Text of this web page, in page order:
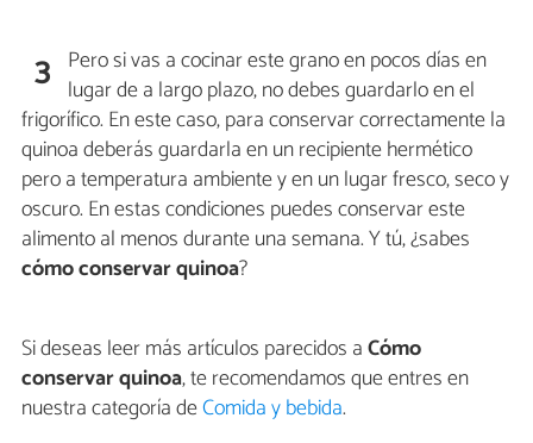
3 Pero si vas a cocinar este grano en pocos días en
lugar de a largo plazo, no debes guardarlo en el
frigorífico. En este caso, para conservar correctamente la
quinoa deberás guardarla en un recipiente hermético
pero a temperatura ambiente y en un lugar fresco, seco y
oscuro. En estas condiciones puedes conservar este
alimento al menos durante una semana. Y tú, ¿sabes
cómo conservar quinoa?
Si deseas leer más artículos parecidos aCómo
conservar quinoa, te recomendamos que entres en
nuestra categoría deComida y bebida.